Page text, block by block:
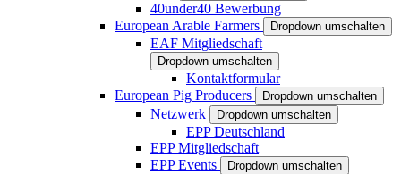
40under40 Bewerbung
European Arable Farmers
Dropdown umschalten
EAF Mitgliedschaft
Dropdown umschalten
Kontaktformular
European Pig Producers
Dropdown umschalten
Netzwerk Dropdown umschalten
EPP Deutschland
EPP Mitgliedschaft
EPP Events
Dropdown umschalten